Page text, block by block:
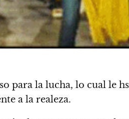
para la lucha, lo cual le
a la realeza.